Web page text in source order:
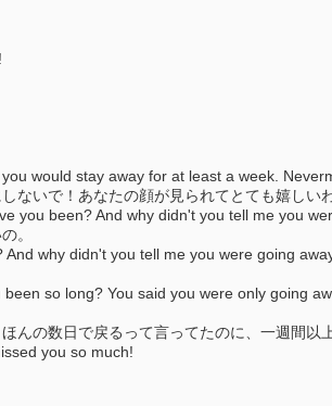
would stay away for at least a week.
ないで！あなたの顔が見られてとても嬉しい
you been? And why didn't you tell me you
。
why didn't you tell me you were going
so long? You said you were only going
んの数日で戻るって言ってたのに、一週間以
you so much!